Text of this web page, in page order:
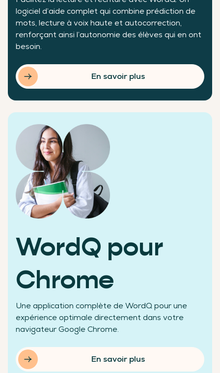
logiciel d’aide complet qui combine prédiction de
mots, lecture à voix haute et autocorrection,
renforçant ainsi l’autonomie des élèves qui en ont
besoin.
En savoir plus
WordQ pour
Chrome
Une application complète de WordQ pour une
expérience optimale directement dans votre
navigateur Google Chrome.
En savoir plus
Des chiffres qui témoignent de notre réussite
+200 000
élèves aidés